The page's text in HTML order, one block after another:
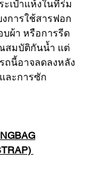
ะเป๋าแห้งในที่ร่ม
งการใช้สารฟอก
บผ้า หรือการรีด
สมบัติกันน้ำ แต่
ถนี้อาจลดลงหลัง
ละการซัก